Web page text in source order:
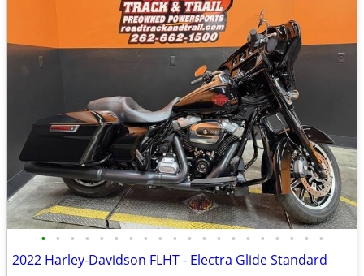
• • • • • • • • • • • • • • • • • • • •
2022 Harley-Davidson FLHT - Electra Glide Standard